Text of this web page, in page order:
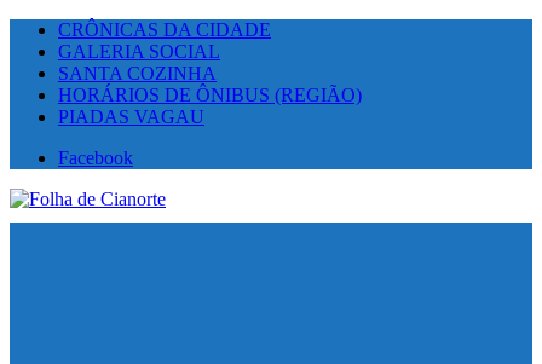
CRÔNICAS DA CIDADE
GALERIA SOCIAL
SANTA COZINHA
HORÁRIOS DE ÔNIBUS (REGIÃO)
PIADAS VAGAU
Facebook